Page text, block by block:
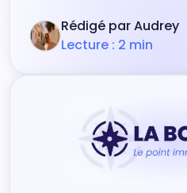
Rédigé par Audrey
Lecture : 2 min